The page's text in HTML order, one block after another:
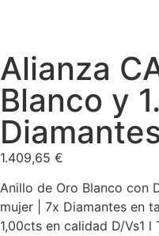
Alianza
Blanco y
1.409,65 €
Anillo de Oro Blanco con
mujer | 7x Diamantes en
1,00cts en calidad D/Vs1 l